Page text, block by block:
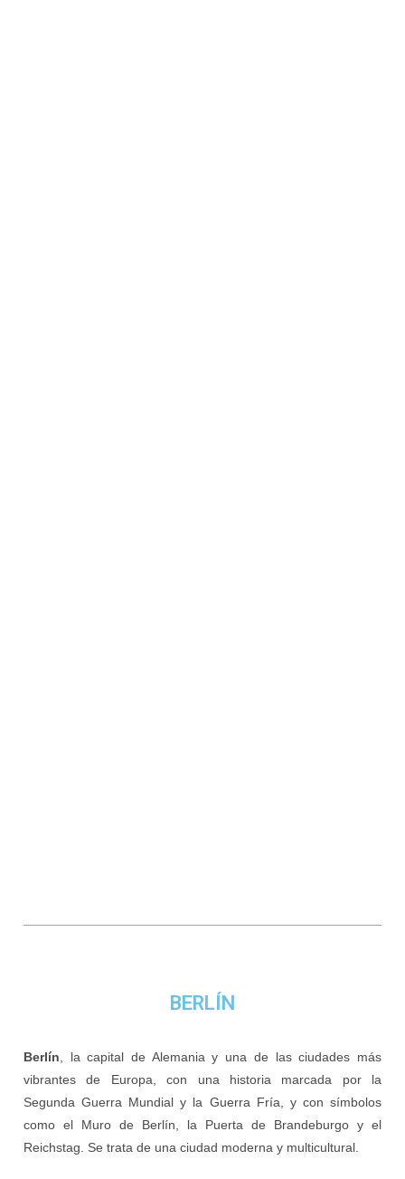
BERLÍN
Berlín, la capital de Alemania y una de las ciudades más
vibrantes de Europa, con una historia marcada por la
Segunda Guerra Mundial y la Guerra Fría, y con símbolos
como el Muro de Berlín, la Puerta de Brandeburgo y el
Reichstag. Se trata de una ciudad moderna y multicultural.